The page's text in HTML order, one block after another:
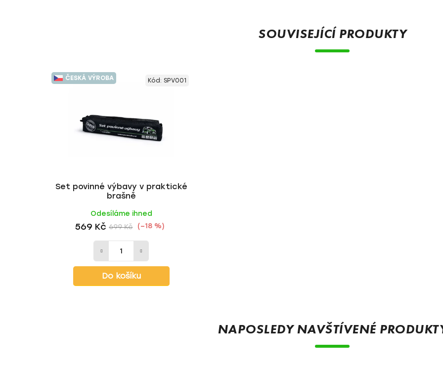
SOUVISEJÍCÍ PRODUKTY
ČESKÁ VÝROBA
Set povinné výbavy v praktické
brašně
Odesíláme ihned
569 Kč 699 Kč (–18 %)
Do košíku
Kód: SPV001
NAPOSLEDY NAVŠTÍVENÉ